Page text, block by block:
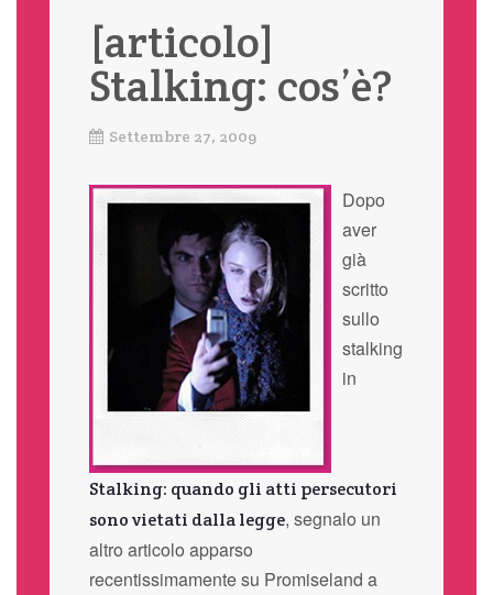
[articolo]
Stalking: cos’è?
Settembre 27, 2009
Dopo
aver
già
scritto
sullo
stalking
in
Stalking: quando gli atti persecutori
sono vietati dalla legge, segnalo un
altro articolo apparso
recentissimamente su Promiseland a